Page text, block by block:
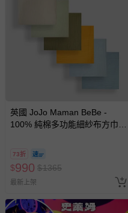
英國 JoJo Maman BeBe -
100% 純棉多功能細紗布方巾/
73折
$990 $1365
最新上架